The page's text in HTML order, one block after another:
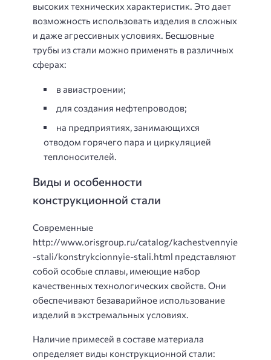
высоких технических характеристик. Это дает
возможность использовать изделия в сложных
и даже агрессивных условиях. Бесшовные
трубы из стали можно применять в различных
сферах:
в авиастроении;
для создания нефтепроводов;
на предприятиях, занимающихся
отводом горячего пара и циркуляцией
теплоносителей.
Виды и особенности
конструкционной стали
Современные
http://www.orisgroup.ru/catalog/kachestvennyie
-stali/konstrykcionnyie-stali.html представляют
собой особые сплавы, имеющие набор
качественных технологических свойств. Они
обеспечивают безаварийное использование
изделий в экстремальных условиях.
Наличие примесей в составе материала
определяет виды конструкционной стали: